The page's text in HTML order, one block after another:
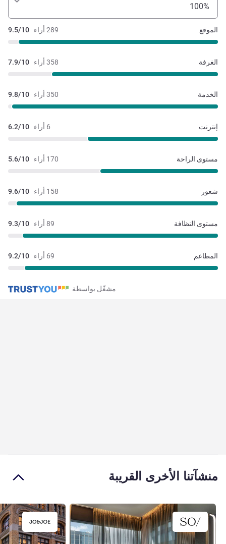
100%
289 أراء 9.5/10 الموقع
358 أراء 7.9/10 الغرفة
350 أراء 9.8/10 الخدمة
6 أراء 6.2/10 إنترنت
170 أراء 5.6/10 مستوى الراحة
158 أراء 9.6/10 شعور
89 أراء 9.3/10 مستوى النظافة
69 أراء 9.2/10 المطاعم
مشغّل بواسطة
منشآتنا الأخرى القريبة